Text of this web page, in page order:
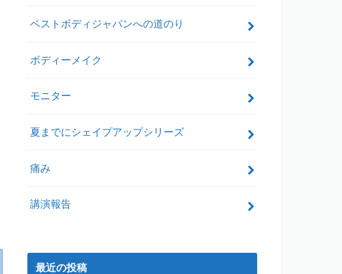
ベストボディジャパンへの道のり
ボディーメイク
モニター
夏までにシェイプアップシリーズ
痛み
講演報告
最近の投稿